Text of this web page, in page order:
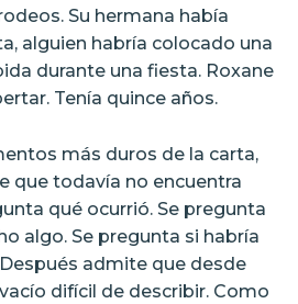
Su hermana había
alguien habría colocado una
durante una fiesta. Roxane
Tenía quince años.
más duros de la carta,
que todavía no encuentra
qué ocurrió. Se pregunta
algo. Se pregunta si habría
admite que desde
difícil de describir. Como